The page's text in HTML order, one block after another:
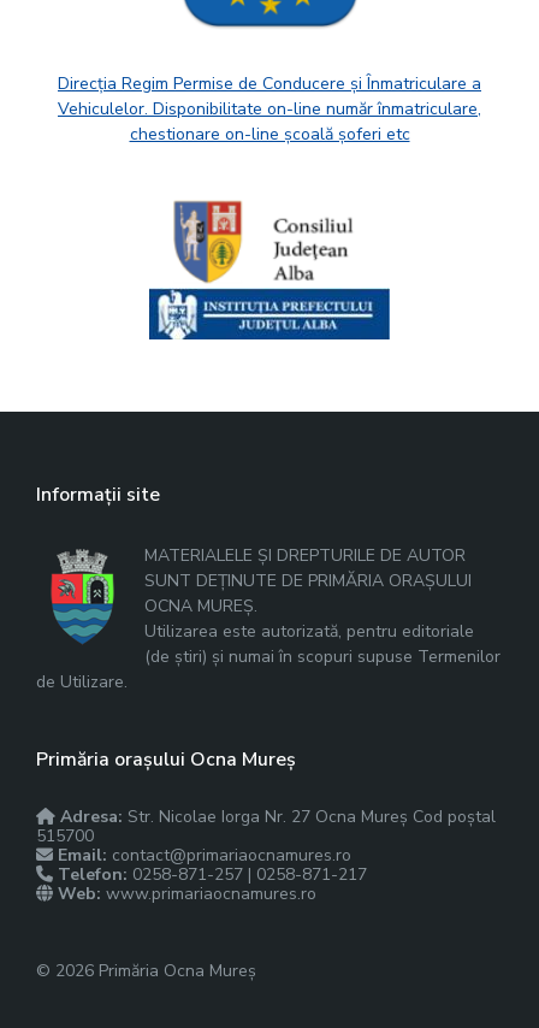
Direcția Regim Permise de Conducere și Înmatriculare a
Vehiculelor. Disponibilitate on-line număr înmatriculare,
chestionare on-line școală șoferi etc
Informații site
MATERIALELE ȘI DREPTURILE DE AUTOR
SUNT DEȚINUTE DE PRIMĂRIA ORAȘULUI
OCNA MUREȘ.
Utilizarea este autorizată, pentru editoriale
(de știri) și numai în scopuri supuse Termenilor
de Utilizare.
Primăria orașului Ocna Mureș
Adresa: Str. Nicolae Iorga Nr. 27 Ocna Mureș Cod poștal
515700
Email: contact@primariaocnamures.ro
Telefon: 0258-871-257 | 0258-871-217
Web: www.primariaocnamures.ro
© 2026 Primăria Ocna Mureș